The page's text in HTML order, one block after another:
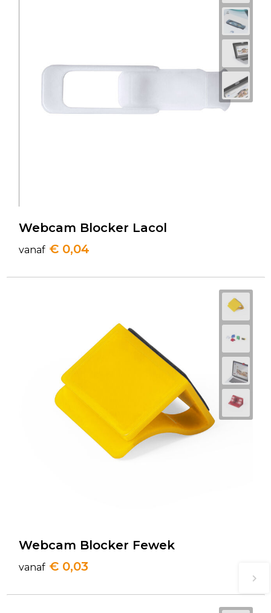
Webcam Blocker Lacol
vanaf € 0,04
Webcam Blocker Fewek
vanaf € 0,03